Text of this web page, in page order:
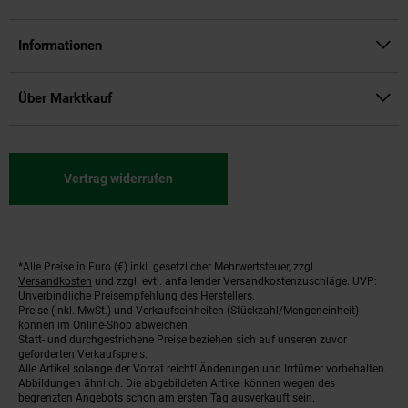
Informationen
Über Marktkauf
Vertrag widerrufen
Fußnoten
*Alle Preise in Euro (€) inkl. gesetzlicher Mehrwertsteuer, zzgl.
Versandkosten und zzgl. evtl. anfallender Versandkostenzuschläge. UVP:
Unverbindliche Preisempfehlung des Herstellers.
Preise (inkl. MwSt.) und Verkaufseinheiten (Stückzahl/Mengeneinheit)
können im Online-Shop abweichen.
Statt- und durchgestrichene Preise beziehen sich auf unseren zuvor
geforderten Verkaufspreis.
Alle Artikel solange der Vorrat reicht! Änderungen und Irrtümer vorbehalten.
Abbildungen ähnlich. Die abgebildeten Artikel können wegen des
begrenzten Angebots schon am ersten Tag ausverkauft sein.